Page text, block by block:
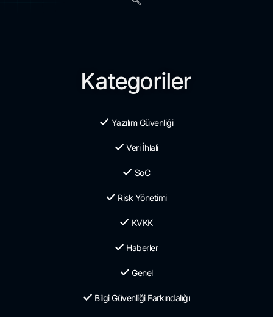
Kategoriler
Yazılım Güvenliği
Veri İhlali
SoC
Risk Yönetimi
KVKK
Haberler
Genel
Bilgi Güvenliği Farkındalığı